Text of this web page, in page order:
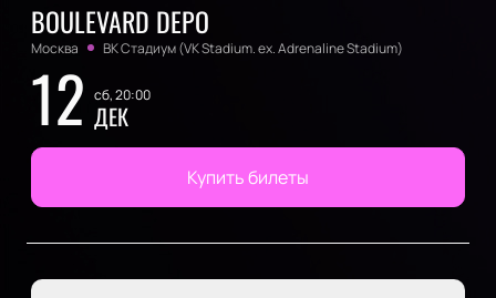
BOULEVARD DEPO
Москва ВК Стадиум (VK Stadium. ex. Adrenaline Stadium)
12 сб, 20:00
ДЕК
Купить билеты